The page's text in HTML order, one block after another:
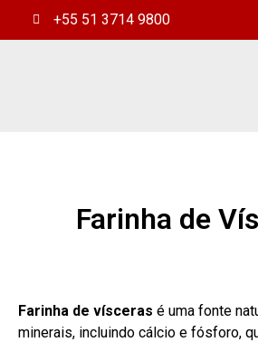
+55 51 3714 9800
Farinha de
Farinha de vísceras é uma fonte
minerais, incluindo cálcio e fósforo,